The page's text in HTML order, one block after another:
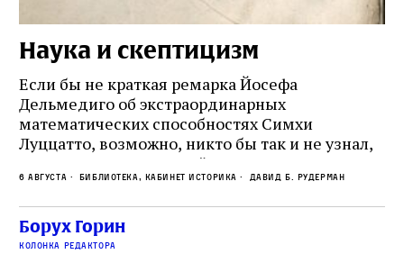
Наука и скептицизм
Если бы не краткая ремарка Йосефа
Дельмедиго об экстраординарных
математических способностях Симхи
Луццатто, возможно, никто бы так и не узнал,
что этот эрудированный и несколько
сварливый венецианский талмудист имел
какое‑то отношение к научной деятельности.
На протяжении почти шестидесяти лет,
вплоть до своей кончины, Луццатто был
6 августа Библиотека, кабинет историка Давид Б. Рудерман
Борух Горин
колонка редактора